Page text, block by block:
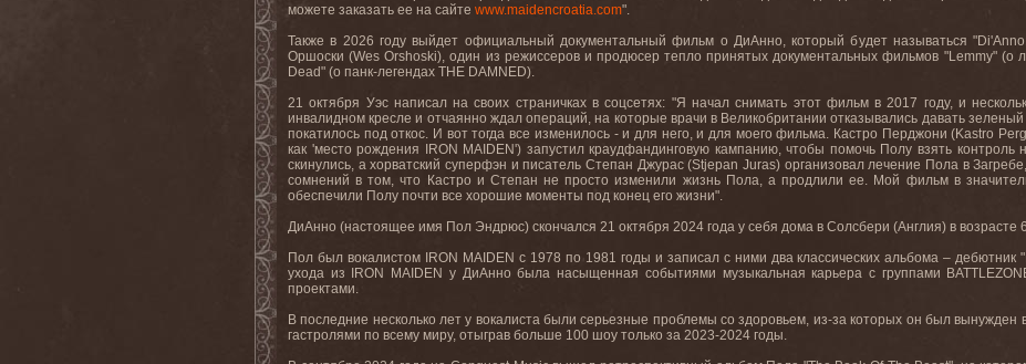
можете заказать ее на сайте www.maidencroatia.com".
Также в 2026 году выйдет официальный документальный фильм о ДиАнно, который будет называться
Оршоски (Wes Orshoski), один из режиссеров и продюсер тепло принятых документальных фильмов "Lemmy" (о
Dead" (о панк-легендах THE DAMNED).
21 октября Уэс написал на своих страничках в соцсетях: "Я начал снимать этот фильм в 2017 году, и
инвалидном кресле и отчаянно ждал операций, на которые врачи в Великобритании отказывались давать
покатилось под откос. И вот тогда все изменилось - и для него, и для моего фильма. Кастро Перджони (Kastro
как 'место рождения IRON MAIDEN') запустил краудфандинговую кампанию, чтобы помочь Полу взять
скинулись, а хорватский суперфэн и писатель Степан Джурас (Stjepan Juras) организовал лечение Пола в
сомнений в том, что Кастро и Степан не просто изменили жизнь Пола, а продлили ее. Мой фильм в
обеспечили Полу почти все хорошие моменты под конец его жизни".
ДиАнно (настоящее имя Пол Эндрюс) скончался 21 октября 2024 года у себя дома в Солсбери (Англия) в возрасте
Пол был вокалистом IRON MAIDEN с 1978 по 1981 годы и записал с ними два классических альбома –
ухода из IRON MAIDEN у ДиАнно была насыщенная событиями музыкальная карьера с группами
проектами.
В последние несколько лет у вокалиста были серьезные проблемы со здоровьем, из-за которых он был вынужден
гастролями по всему миру, отыграв больше 100 шоу только за 2023-2024 годы.